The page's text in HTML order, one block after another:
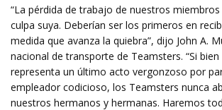
“La pérdida de trabajo de nuestros
culpa suya. Deberían ser los primeros en
medida que avanza la quiebra”, dijo John A.
nacional de transporte de Teamsters. “Si
representa un último acto vergonzoso por
empleador codicioso, los Teamsters nunca
nuestros hermanos y hermanas. Haremos